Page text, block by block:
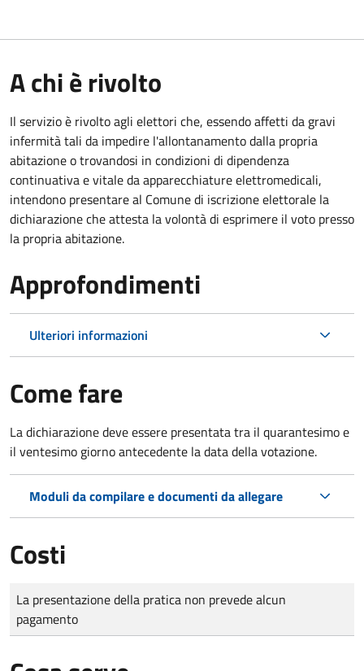
A chi è rivolto
Il servizio è rivolto agli elettori che, essendo affetti da gravi
infermità tali da impedire l'allontanamento dalla propria
abitazione o trovandosi in condizioni di dipendenza
continuativa e vitale da apparecchiature elettromedicali,
intendono presentare al Comune di iscrizione elettorale la
dichiarazione che attesta la volontà di esprimere il voto presso
la propria abitazione.
Approfondimenti
Ulteriori informazioni
Come fare
La dichiarazione deve essere presentata tra il quarantesimo e
il ventesimo giorno antecedente la data della votazione.
Moduli da compilare e documenti da allegare
Costi
Tipo di pagamento
Importo
La presentazione della pratica non prevede alcun
pagamento